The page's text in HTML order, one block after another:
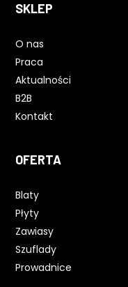
SKLEP
O nas
Praca
Aktualności
B2B
Kontakt
OFERTA
Blaty
Płyty
Zawiasy
Szuflady
Prowadnice